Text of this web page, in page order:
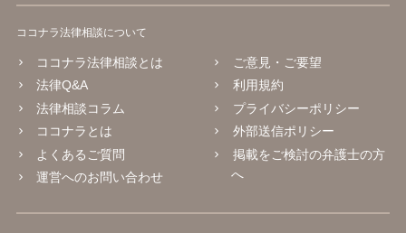
ココナラ法律相談について
ココナラ法律相談とは
法律Q&A
法律相談コラム
ココナラとは
よくあるご質問
運営へのお問い合わせ
ご意見・ご要望
利用規約
プライバシーポリシー
外部送信ポリシー
掲載をご検討の弁護士の方
へ